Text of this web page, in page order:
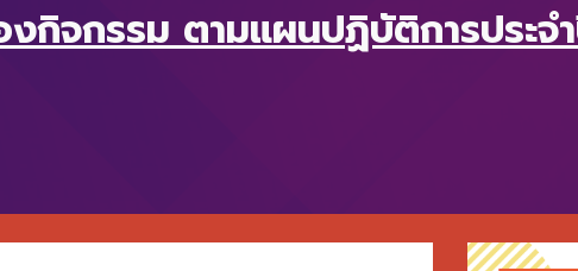
กิจกรรม ตามแผนปฏิบัติการประ